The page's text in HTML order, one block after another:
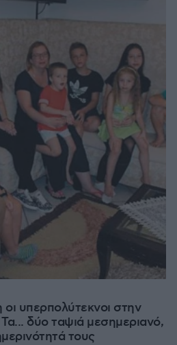
υπερπολύτεκνοι στην
δύο ταψιά μεσημεριανό,
τους